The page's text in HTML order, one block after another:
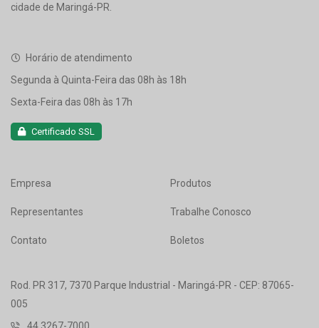
cidade de Maringá-PR.
Horário de atendimento
Segunda à Quinta-Feira das 08h às 18h
Sexta-Feira das 08h às 17h
Certificado SSL
Empresa Produtos
Representantes Trabalhe Conosco
Contato Boletos
Rod. PR 317, 7370 Parque Industrial - Maringá-PR - CEP: 87065-
005